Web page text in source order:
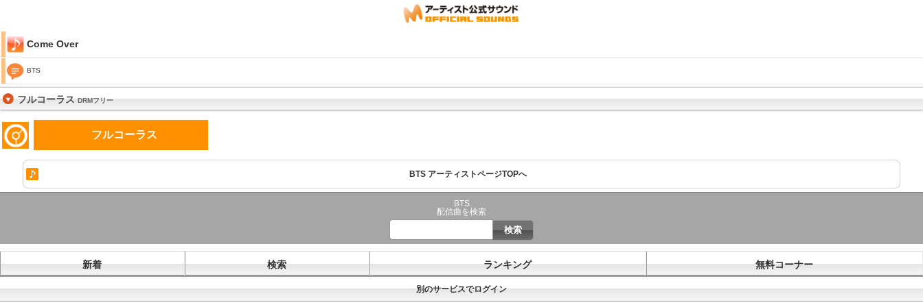
Come Over
BTS
フルコーラスDRMフリー
フルコーラス
BTS アーティストページTOPへ
BTS
配信曲を検索
新着 検索 ランキング 無料コーナー
別のサービスでログイン